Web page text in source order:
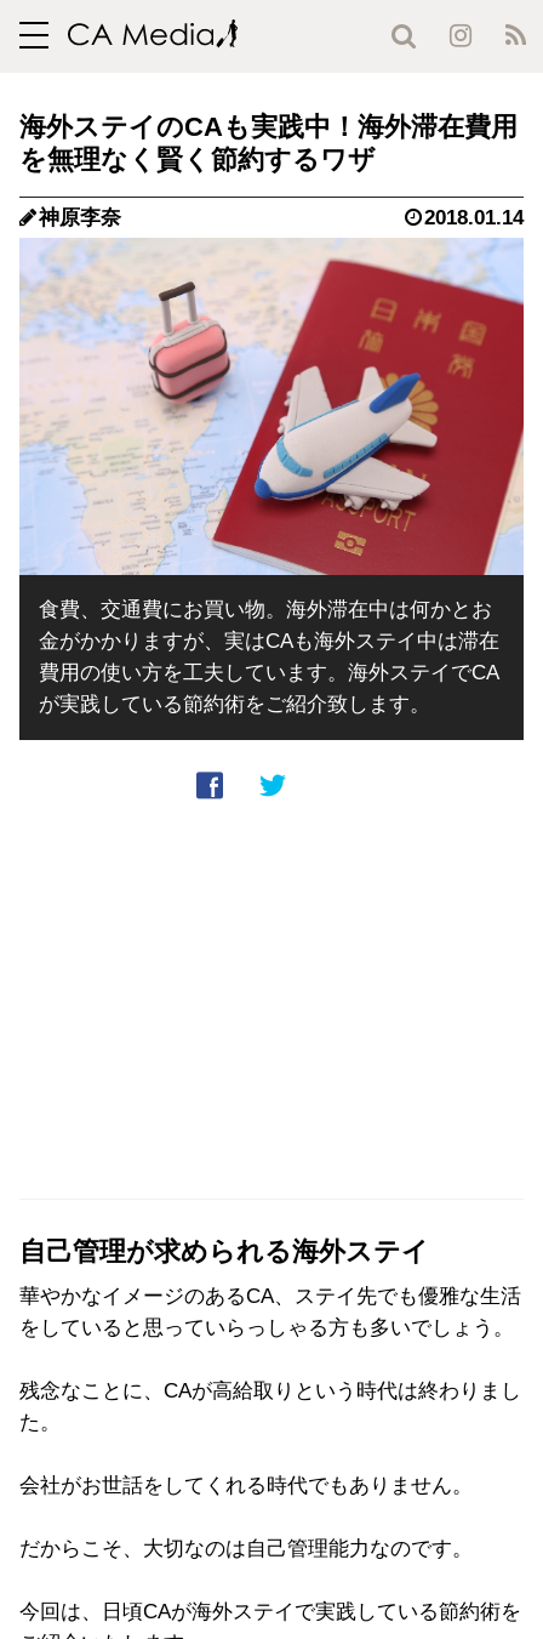
toggle
海外ステイのCAも実践中！海外滞在費用
を無理なく賢く節約するワザ
神原李奈 2018.01.14
食費、交通費にお買い物。海外滞在中は何かとお
金がかかりますが、実はCAも海外ステイ中は滞在
費用の使い方を工夫しています。海外ステイでCA
が実践している節約術をご紹介致します。
自己管理が求められる海外ステイ
華やかなイメージのあるCA、ステイ先でも優雅な生活
をしていると思っていらっしゃる方も多いでしょう。
残念なことに、CAが高給取りという時代は終わりまし
た。
会社がお世話をしてくれる時代でもありません。
だからこそ、大切なのは自己管理能力なのです。
今回は、日頃CAが海外ステイで実践している節約術を